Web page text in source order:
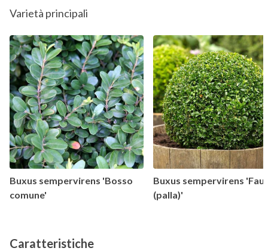
Varietà principali
Buxus sempervirens 'Bosso
comune'
Buxus sempervirens
(palla)'
Caratteristiche